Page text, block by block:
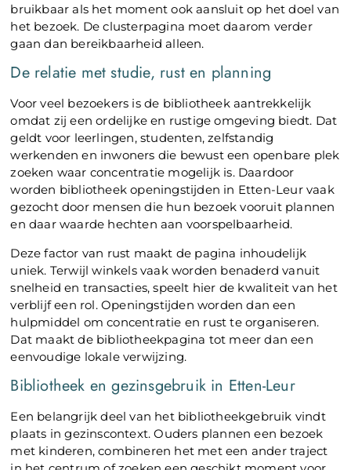
bruikbaar als het moment ook aansluit op het doel van
het bezoek. De clusterpagina moet daarom verder
gaan dan bereikbaarheid alleen.
De relatie met studie, rust en planning
Voor veel bezoekers is de bibliotheek aantrekkelijk
omdat zij een ordelijke en rustige omgeving biedt. Dat
geldt voor leerlingen, studenten, zelfstandig
werkenden en inwoners die bewust een openbare plek
zoeken waar concentratie mogelijk is. Daardoor
worden bibliotheek openingstijden in Etten-Leur vaak
gezocht door mensen die hun bezoek vooruit plannen
en daar waarde hechten aan voorspelbaarheid.
Deze factor van rust maakt de pagina inhoudelijk
uniek. Terwijl winkels vaak worden benaderd vanuit
snelheid en transacties, speelt hier de kwaliteit van het
verblijf een rol. Openingstijden worden dan een
hulpmiddel om concentratie en rust te organiseren.
Dat maakt de bibliotheekpagina tot meer dan een
eenvoudige lokale verwijzing.
Bibliotheek en gezinsgebruik in Etten-Leur
Een belangrijk deel van het bibliotheekgebruik vindt
plaats in gezinscontext. Ouders plannen een bezoek
met kinderen, combineren het met een ander traject